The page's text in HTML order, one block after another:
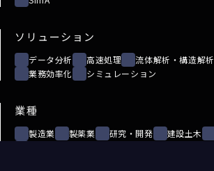
ソリューション
データ分析 高速処理 流体解析・構造解析
業務効率化
シミュレーション
業種
製造業 製薬業 研究・開発 建設土木